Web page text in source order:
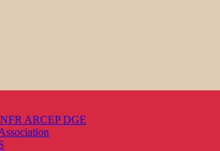
ARCEP DGE